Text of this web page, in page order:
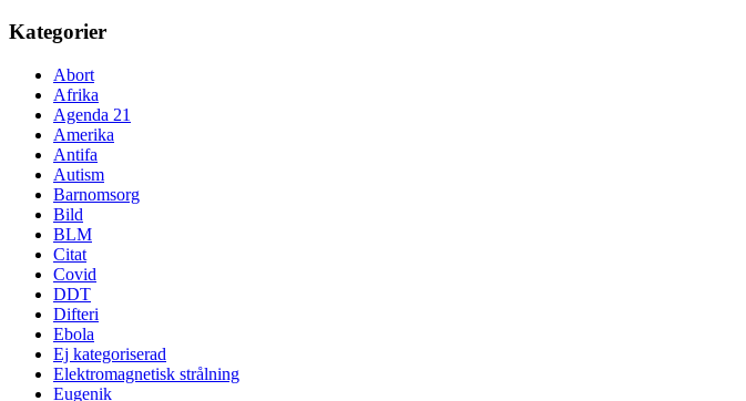
Kategorier
Abort
Afrika
Agenda 21
Amerika
Antifa
Autism
Barnomsorg
Bild
BLM
Citat
Covid
DDT
Difteri
Ebola
Ej kategoriserad
Elektromagnetisk strålning
Eugenik